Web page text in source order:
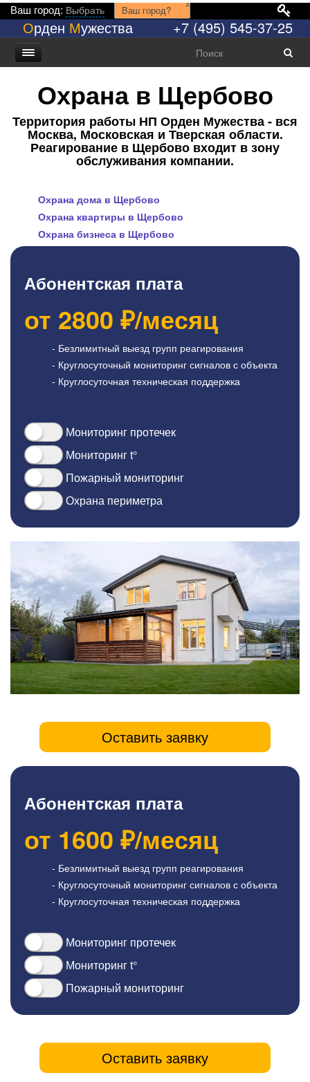
Ваш город: Выбрать Ваш город?
x
Орден Мужества +7 (495) 545-37-25
Охрана в Щербово
Территория работы НП Орден Мужества - вся
Москва, Московская и Тверская области.
Реагирование в Щербово входит в зону
обслуживания компании.
Охрана дома в Щербово
Охрана квартиры в Щербово
Охрана бизнеса в Щербово
Абонентская плата
от 2800 ₽/месяц
- Безлимитный выезд групп реагирования
- Круглосуточный мониторинг сигналов с объекта
- Круглосуточная техническая поддержка
Мониторинг протечек
Мониторинг t°
Пожарный мониторинг
Охрана периметра
Оставить заявку
Абонентская плата
от 1600 ₽/месяц
- Безлимитный выезд групп реагирования
- Круглосуточный мониторинг сигналов с объекта
- Круглосуточная техническая поддержка
Мониторинг протечек
Мониторинг t°
Пожарный мониторинг
Оставить заявку